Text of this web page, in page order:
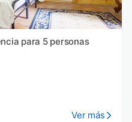
para 5 personas
Ver más